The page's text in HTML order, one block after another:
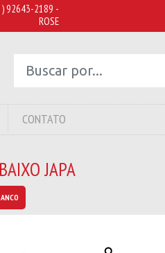
92643-2189 -
ROSE
CONTATO
JAPA